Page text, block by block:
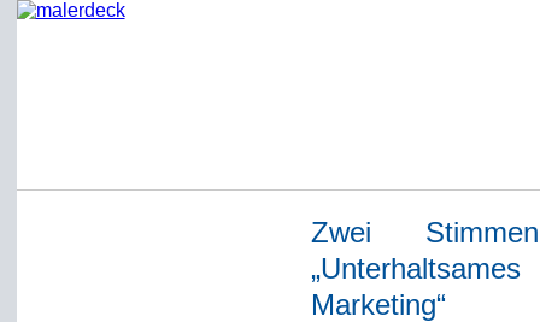
Zwei
Marketing“